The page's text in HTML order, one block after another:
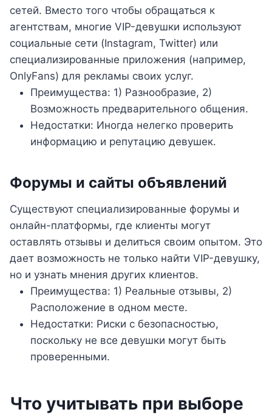
сетей. Вместо того чтобы обращаться к
агентствам, многие VIP-девушки используют
социальные сети (Instagram, Twitter) или
специализированные приложения (например,
OnlyFans) для рекламы своих услуг.
Преимущества: 1) Разнообразие, 2)
Возможность предварительного общения.
Недостатки: Иногда нелегко проверить
информацию и репутацию девушек.
Форумы и сайты объявлений
Существуют специализированные форумы и
онлайн-платформы, где клиенты могут
оставлять отзывы и делиться своим опытом. Это
дает возможность не только найти VIP-девушку,
но и узнать мнения других клиентов.
Преимущества: 1) Реальные отзывы, 2)
Расположение в одном месте.
Недостатки: Риски с безопасностью,
поскольку не все девушки могут быть
проверенными.
Что учитывать при выборе